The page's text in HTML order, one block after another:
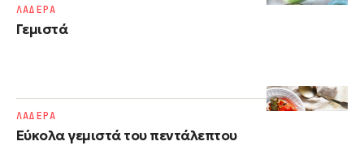
Γεμιστά
ΛΑΔΕΡΑ
Εύκολα γεμιστά του πεντάλεπτου
ΛΑΔΕΡΑ